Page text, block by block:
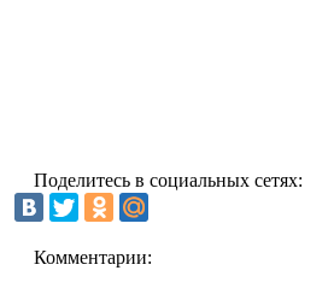
Поделитесь в социальных сетях:
Комментарии: